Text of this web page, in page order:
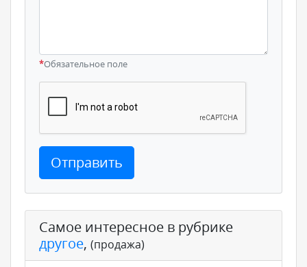
*Обязательное поле
Отправить
Самое интересное в рубрике
другое, (продажа)